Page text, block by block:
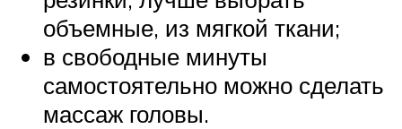
объемные, из мягкой ткани;
в свободные минуты
самостоятельно можно сделать
массаж головы.